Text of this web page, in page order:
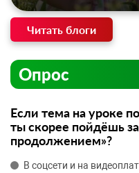
Читать блоги
Опрос
Если тема на уроке
ты скорее пойдёшь
продолжением»?
В соцсети и на